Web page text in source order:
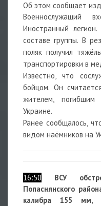
Об этом сообщает
Военнослужащий
Иностранный
составе группы. В
поляк получил
транспортировки в
Известно, что
бойцом. Он
жителем,
Украине.
Ранее сообщалось,
видом наёмников на
16:50 ВСУ
Попаснянского
калибра 155 мм,